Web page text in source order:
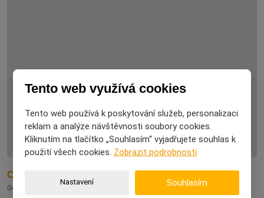
Co nás mohou kočky naučit o spokojeném životě
04. 08. 2026
Tento web využívá cookies
Tento web používá k poskytování služeb, personalizaci
reklam a analýze návštěvnosti soubory cookies.
Kliknutím na tlačítko „Souhlasím“ vyjadřujete souhlas k
použití všech cookies. Zobrazit podrobnosti
Nastavení Souhlasím